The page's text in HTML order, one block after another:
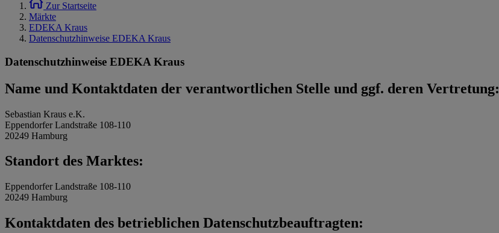
Zur Startseite
Märkte
EDEKA Kraus
Datenschutzhinweise EDEKA Kraus
Datenschutzhinweise EDEKA Kraus
Name und Kontaktdaten der verantwortlichen Stelle und ggf. deren Vertretung:
Sebastian Kraus e.K.
Eppendorfer Landstraße 108-110
20249 Hamburg
Standort des Marktes:
Eppendorfer Landstraße 108-110
20249 Hamburg
Kontaktdaten des betrieblichen Datenschutzbeauftragten: